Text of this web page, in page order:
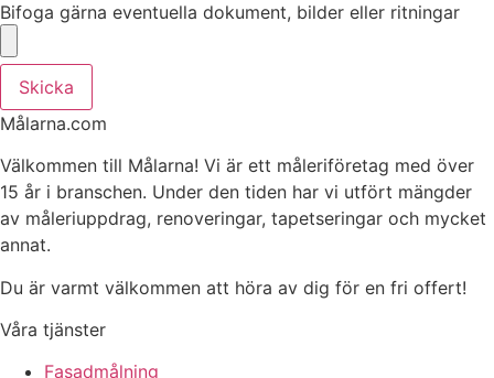
Bifoga gärna eventuella dokument, bilder eller ritningar
Skicka
Målarna.com
Välkommen till Målarna! Vi är ett måleriföretag med över
15 år i branschen. Under den tiden har vi utfört mängder
av måleriuppdrag, renoveringar, tapetseringar och mycket
annat.
Du är varmt välkommen att höra av dig för en fri offert!
Våra tjänster
Fasadmålning